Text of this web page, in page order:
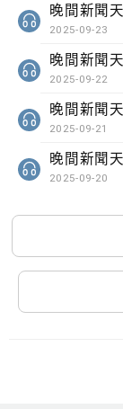
晚間新聞
2025-09-23
晚間新聞
2025-09-22
晚間新聞
2025-09-21
晚間新聞
2025-09-20